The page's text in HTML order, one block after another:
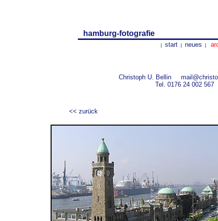
hamburg-fotografie
| start| neues |
Christoph U. Bellin
Tel. 0176 24 002 567
<< zurück